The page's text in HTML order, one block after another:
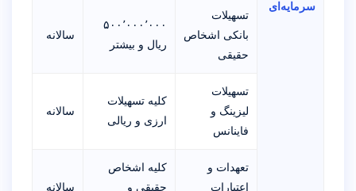
سرمایه‌ای
تسهیلات
بانکی اشخاص
حقیقی
۵۰۰٬۰۰۰٬۰۰۰
ریال و بیشتر
سالانه
تسهیلات
لیزینگ و
فاینانس
کلیه تسهیلات
ارزی و ریالی
سالانه
تعهدات و
اعتبارات
کلیه اشخاص
حقیقی و
سالانه